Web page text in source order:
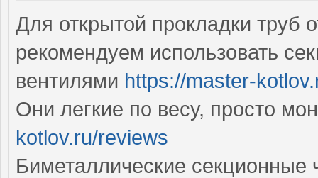
Для открытой прокладки труб
рекомендуем использовать
вентилями https://master-
Они легкие по весу, просто
kotlov.ru/reviews
Биметаллические секционные